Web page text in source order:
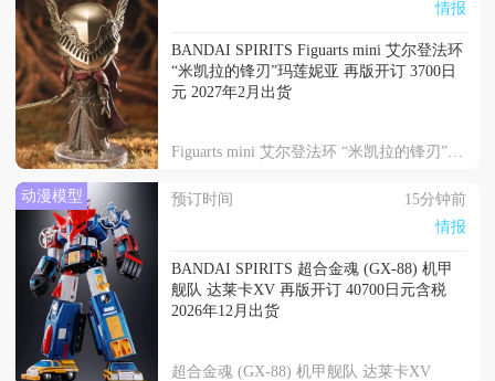
情报
BANDAI SPIRITS Figuarts mini 艾尔登法环
“米凯拉的锋刃”玛莲妮亚 再版开订 3700日
元 2027年2月出货
Figuarts mini 艾尔登法环 “米凯拉的锋刃”玛莲妮亚
动漫模型 预订时间
15分钟前
情报
BANDAI SPIRITS 超合金魂 (GX-88) 机甲
舰队 达莱卡XV 再版开订 40700日元含税
2026年12月出货
超合金魂 (GX-88) 机甲舰队 达莱卡XV